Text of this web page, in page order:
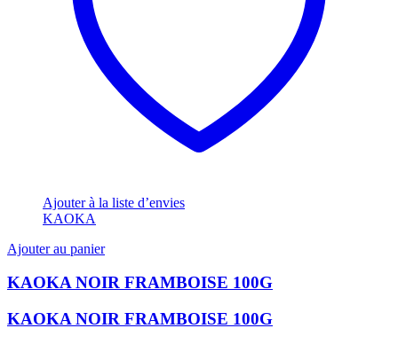
Ajouter à la liste d’envies
KAOKA
Ajouter au panier
KAOKA NOIR FRAMBOISE 100G
KAOKA NOIR FRAMBOISE 100G